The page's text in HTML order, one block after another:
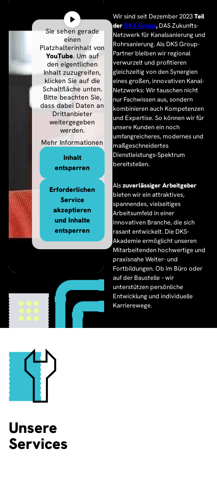
Sie sehen gerade
einen
Platzhalterinhalt von
YouTube. Um auf
den eigentlichen
Inhalt zuzugreifen,
klicken Sie auf die
Schaltfläche unten.
Bitte beachten Sie,
dass dabei Daten an
Drittanbieter
weitergegeben
werden.
Mehr Informationen
Inhalt
entsperren
Erforderlichen
Service
akzeptieren
und Inhalte
entsperren
Wir sind seit Dezember 2023Teil
derDKS Group, DAS Zukunfts-
Netzwerk für Kanalsanierung und
Rohrsanierung. Als DKS Group-
Partner bleiben wir regional
verwurzelt und profitieren
gleichzeitig von den Synergien
eines großen, innovativen Kanal-
Netzwerks: Wir tauschen nicht
nur Fachwissen aus, sondern
kombinieren auch Kompetenzen
und Expertise. So können wir für
unsere Kunden ein noch
umfangreicheres, modernes und
maßgeschneidertes
Dienstleistungs-Spektrum
bereitstellen.
Alszuverlässiger Arbeitgeber
bieten wir ein attraktives,
spannendes, vielseitiges
Arbeitsumfeld in einer
innovativen Branche, die sich
rasant entwickelt. Die DKS-
Akademie ermöglicht unseren
Mitarbeitenden hochwertige und
praxisnahe Weiter- und
Fortbildungen. Ob im Büro oder
auf der Baustelle – wir
unterstützen persönliche
Entwicklung und individuelle
Karrierewege.
Unsere
Services